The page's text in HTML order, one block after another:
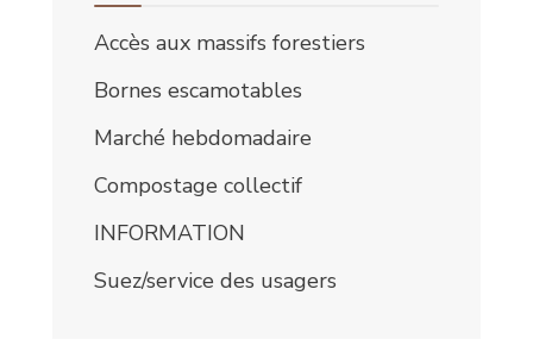
Accès aux massifs forestiers
Bornes escamotables
Marché hebdomadaire
Compostage collectif
INFORMATION
Suez/service des usagers